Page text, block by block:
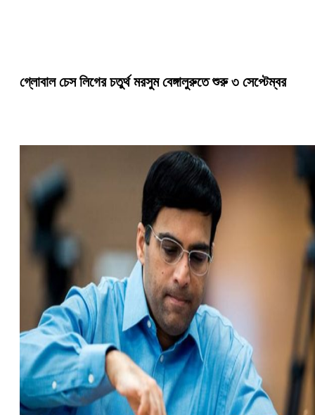
গ্লোবাল চেস লিগের চতুর্থ মরসুম বেঙ্গালুরুতে শুরু ৩ সেপ্টেম্বর